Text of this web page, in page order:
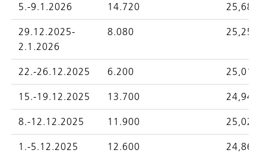
5.-9.1.2026 14.720 25,6828
29.12.2025-
2.1.2026
8.080 25,2587
22.-26.12.2025 6.200 25,0196
15.-19.12.2025 13.700 24,9448
8.-12.12.2025 11.900 25,0270
1.-5.12.2025 12.600 24,8694